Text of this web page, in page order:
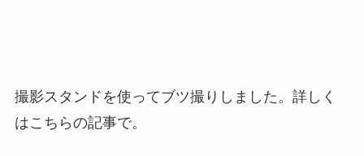
撮影スタンドを使ってブツ撮りしました。詳しく
はこちらの記事で。